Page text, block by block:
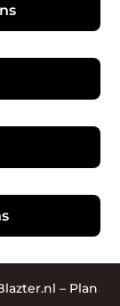
– Plan